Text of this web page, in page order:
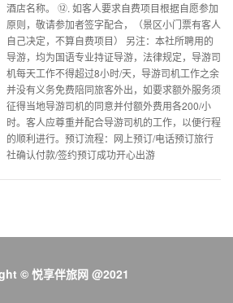
酒店名称。 ⑫. 如客人要求自费项目根据自愿参加
原则，敬请参加者签字配合，（景区小门票有客人
自己决定，不算自费项目） 另注：本社所聘用的
导游，均为国语专业持证导游，法律规定，导游司
机每天工作不得超过8小时/天，导游司机工作之余
并没有义务免费陪同旅客外出，如要求额外服务须
征得当地导游司机的同意并付额外费用各200/小
时。客人应尊重并配合导游司机的工作，以便行程
的顺利进行。预订流程：网上预订/电话预订旅行
社确认付款/签约预订成功开心出游
© 悦享伴旅网 @2021